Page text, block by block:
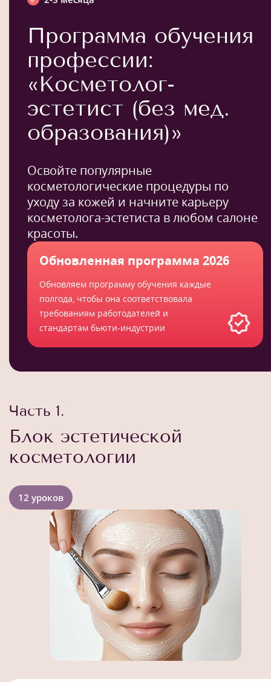
Программа обучения
профессии:
«Косметолог-
эстетист (без мед.
образования)»
Освойте популярные
косметологические процедуры по
уходу за кожей и начните карьеру
косметолога-эстетиста в любом салоне
красоты.
Обновленная программа 2026
Обновляем программу обучения каждые
полгода, чтобы она соответствовала
требованиям работодателей и
стандартам бьюти-индустрии
Часть 1.
Блок эстетической
косметологии
12 уроков